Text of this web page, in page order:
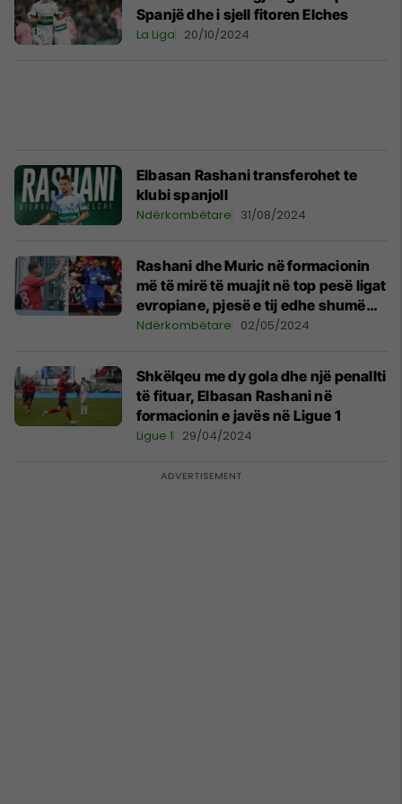
Spanjë dhe i sjell fitoren Elches
La Liga 20/10/2024
Elbasan Rashani transferohet te
klubi spanjoll
Ndërkombëtare 31/08/2024
Rashani dhe Muric në formacionin
më të mirë të muajit në top pesë ligat
evropiane, pjesë e tij edhe shumë
yje botërore
Ndërkombëtare 02/05/2024
Shkëlqeu me dy gola dhe një penallti
të fituar, Elbasan Rashani në
formacionin e javës në Ligue 1
Ligue 1 29/04/2024